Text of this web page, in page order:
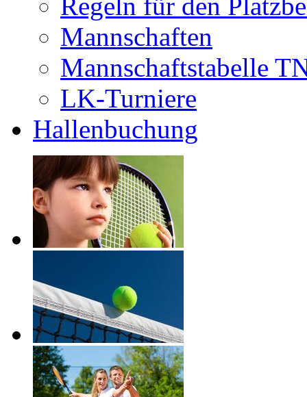
Mannschaften
Mannschaftstabelle
LK-Turniere
Hallenbuchung